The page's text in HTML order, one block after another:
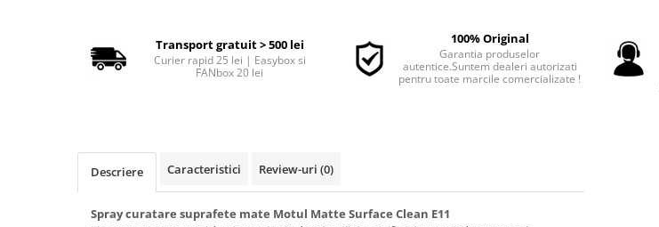
Transport gratuit > 500 lei
Curier rapid 25 lei | Easybox si
FANbox 20 lei
100% Original
Garantia produselor
autentice.Suntem dealeri autorizati
pentru toate marcile comercializate !
Descriere Caracteristici Review-uri (0)
Spray curatare suprafete mate Motul Matte Surface Clean E11